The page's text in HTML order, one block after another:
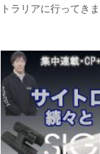
トラリアに行ってき